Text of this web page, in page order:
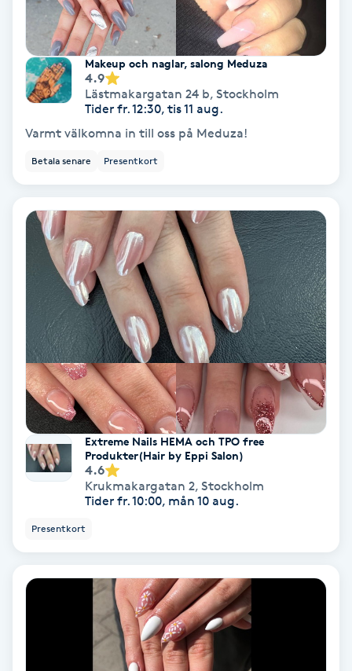
Fotsvamp
Fotvård
Fransborttagning
Fransfärgning
Fransförlängning
Fransförlängning Megavolym
Fransförlängning Volym
Fransk manikyr
Fransrengöring
Frekvensterapi
Funktionsanalys
Makeup och naglar, salong Meduza
4.9
Lästmakargatan 24 b, Stockholm
Tider fr. 12:30, tis 11 aug.
Varmt välkomna in till oss på Meduza!
Betala senare Presentkort
Extreme Nails HEMA och TPO free
Produkter(Hair by Eppi Salon)
4.6
Krukmakargatan 2, Stockholm
Tider fr. 10:00, mån 10 aug.
Presentkort